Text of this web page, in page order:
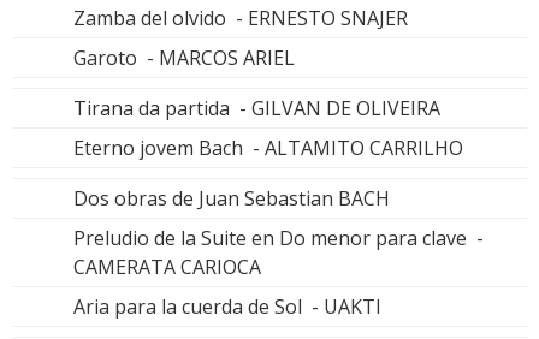
Zamba del olvido - ERNESTO SNAJER
Garoto - MARCOS ARIEL
Tirana da partida - GILVAN DE OLIVEIRA
Eterno jovem Bach - ALTAMITO CARRILHO
Dos obras de Juan Sebastian BACH
Preludio de la Suite en Do menor para clave -
CAMERATA CARIOCA
Aria para la cuerda de Sol - UAKTI